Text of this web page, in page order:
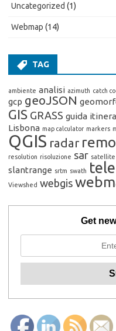
Uncategorized (1)
Webmap (14)
TAG
ambiente analisi azimuth catch
gcp geoJSON
GIS GRASS guida
Lisbona map calculator markers
QGIS radar
resolution risoluzione sar satellite
slantrange srtm swath
Viewshed webgis
Get